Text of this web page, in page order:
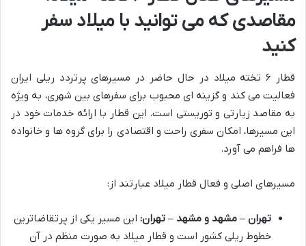
مقاصدی که می توانید با میلاد سفر
کنید
قطار ۶ تخته میلاد در حال حاضر در مسیرهای پرتردد ریلی ایران
فعالیت می کند و گزینه ای محبوب برای سفرهای بین شهری، به ویژه
به مقاصد زیارتی و توریستی است. این قطار با ارائه خدمات خود در
این مسیرها، امکان سفری راحت و اقتصادی را برای گروه ها و خانواده
ها فراهم می آورد.
مسیرهای اصلی و فعال قطار میلاد عبارتند از:
تهران – مشهد و مشهد – تهران: این مسیر یکی از پرتقاضاترین
خطوط ریلی کشور است و قطار میلاد به صورت منظم در آن